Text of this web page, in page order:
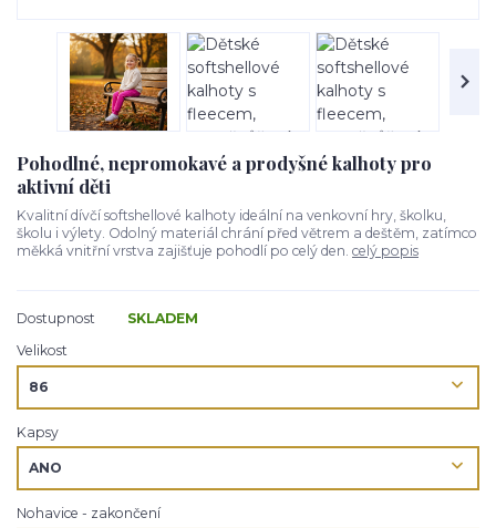
Pohodlné, nepromokavé a prodyšné kalhoty pro
aktivní děti
Kvalitní dívčí softshellové kalhoty ideální na venkovní hry, školku,
školu i výlety. Odolný materiál chrání před větrem a deštěm, zatímco
měkká vnitřní vrstva zajišťuje pohodlí po celý den. celý popis
Dostupnost
SKLADEM
Velikost
Kapsy
Nohavice - zakončení